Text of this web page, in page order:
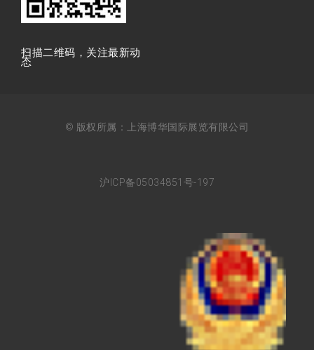
扫描⼆维码，关注最新动
态
© 版权所属：上海博华国际展览有限公司
沪ICP备05034851号-197